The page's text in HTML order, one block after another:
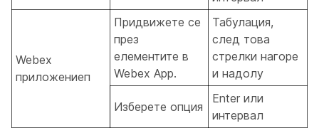
Webex
приложениеп
Придвижете се
през
елементите в
Webex App.
Табулация,
след това
стрелки нагоре
и надолу
Изберете опция
Enter или
интервал